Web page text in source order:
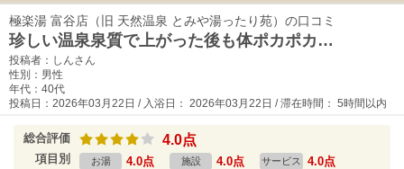
極楽湯 富谷店（旧 天然温泉 とみや湯ったり苑）の口コミ
珍しい温泉泉質で上がった後も体ポカポカ…
投稿者：しんさん
性別：男性
年代：40代
投稿日：2026年03月22日 / 入浴日： 2026年03月22日 / 滞在時間： 5時間以内
総合評価 4.0点
項目別 お湯 4.0点 施設 4.0点 サービス 4.0点